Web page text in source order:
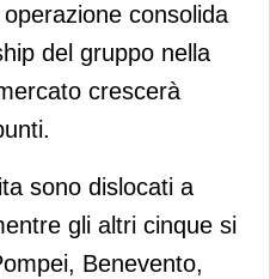
consolida
del gruppo nella
crescerà
sono dislocati a
gli altri cinque si
Benevento,